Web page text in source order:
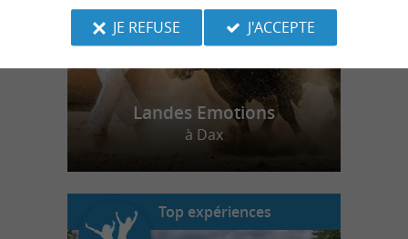
Landes Emotions
à Dax
Top expériences
JE REFUSE
J'ACCEPTE